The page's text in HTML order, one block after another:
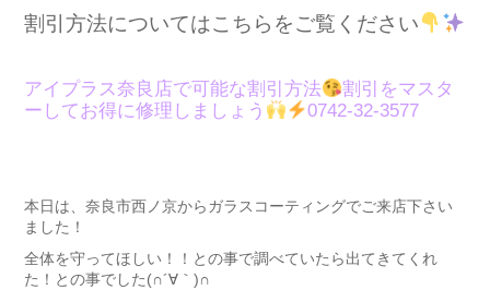
割引方法についてはこちらをご覧ください
アイプラス奈良店で可能な割引方法
割引をマスタ
ーしてお得に修理しましょう
0742-32-3577
本日は、奈良市西ノ京からガラスコーティングでご来店下さい
ました！
全体を守ってほしい！！との事で調べていたら出てきてくれ
た！との事でした(∩´∀｀)∩